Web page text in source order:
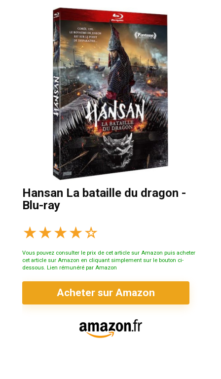
Hansan La bataille du dragon -
Blu-ray
★★★★☆
Vous pouvez consulter le prix de cet article sur Amazon puis acheter
cet article sur Amazon en cliquant simplement sur le bouton ci-
dessous. Lien rémunéré par Amazon
Acheter sur Amazon